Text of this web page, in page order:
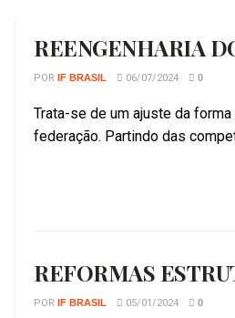
REENGENHARIA
POR IF BRASIL 06/07/2024 0
Trata-se de um ajuste da
federação. Partindo das
REFORMAS
POR IF BRASIL 05/01/2024 0